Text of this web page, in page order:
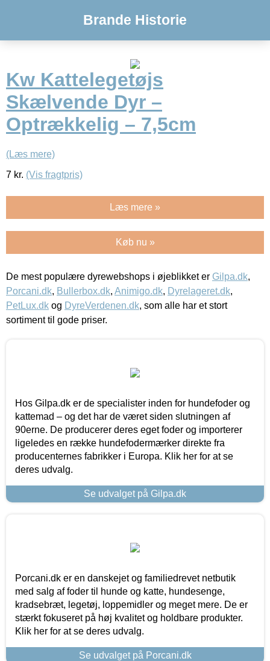
Brande Historie
Kw Kattelegetøjs
Skælvende Dyr –
Optrækkelig – 7,5cm
(Læs mere)
7 kr. (Vis fragtpris)
Læs mere »
Køb nu »
De mest populære dyrewebshops i øjeblikket er Gilpa.dk,
Porcani.dk, Bullerbox.dk, Animigo.dk, Dyrelageret.dk,
PetLux.dk og DyreVerdenen.dk, som alle har et stort
sortiment til gode priser.
Hos Gilpa.dk er de specialister inden for hundefoder og
kattemad – og det har de været siden slutningen af
90erne. De producerer deres eget foder og importerer
ligeledes en række hundefodermærker direkte fra
producenternes fabrikker i Europa. Klik her for at se
deres udvalg.
Se udvalget på Gilpa.dk
Porcani.dk er en danskejet og familiedrevet netbutik
med salg af foder til hunde og katte, hundesenge,
kradsebræt, legetøj, loppemidler og meget mere. De er
stærkt fokuseret på høj kvalitet og holdbare produkter.
Klik her for at se deres udvalg.
Se udvalget på Porcani.dk